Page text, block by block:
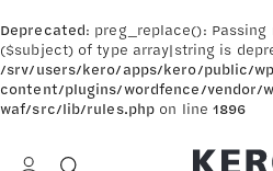
Deprecated: preg_replace():
($subject) of type array|string is
/srv/users/kero/apps/kero/public/
content/plugins/wordfence/vendor/
waf/src/lib/rules.php on line1896